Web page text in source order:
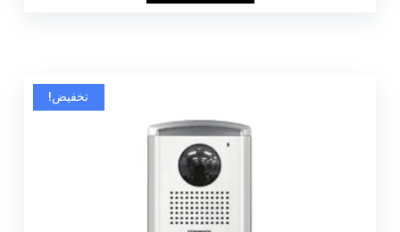
تخفيض!